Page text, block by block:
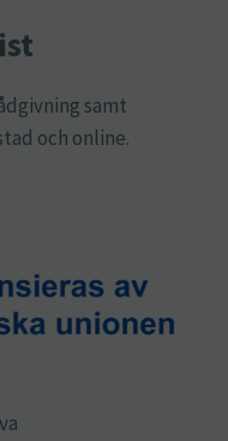
samt
och online.